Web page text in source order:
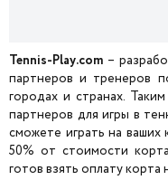
Tennis-Play.com –
партнеров и тренеров
городах и странах.
партнеров для игры в
сможете играть на ваших
50% от стоимости
готов взять оплату корта